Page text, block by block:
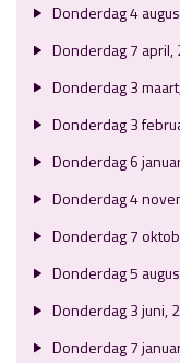
Donderdag 4
Donderdag 7 april,
Donderdag 3
Donderdag 3
Donderdag 6
Donderdag 4
Donderdag 7
Donderdag 5
Donderdag 3 juni,
Donderdag 7